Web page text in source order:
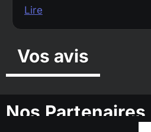
Lire
Vos avis
Nos Partenaires